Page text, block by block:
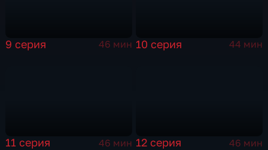
9 серия 46 мин 10 серия 44 мин
11 серия 46 мин 12 серия 46 мин